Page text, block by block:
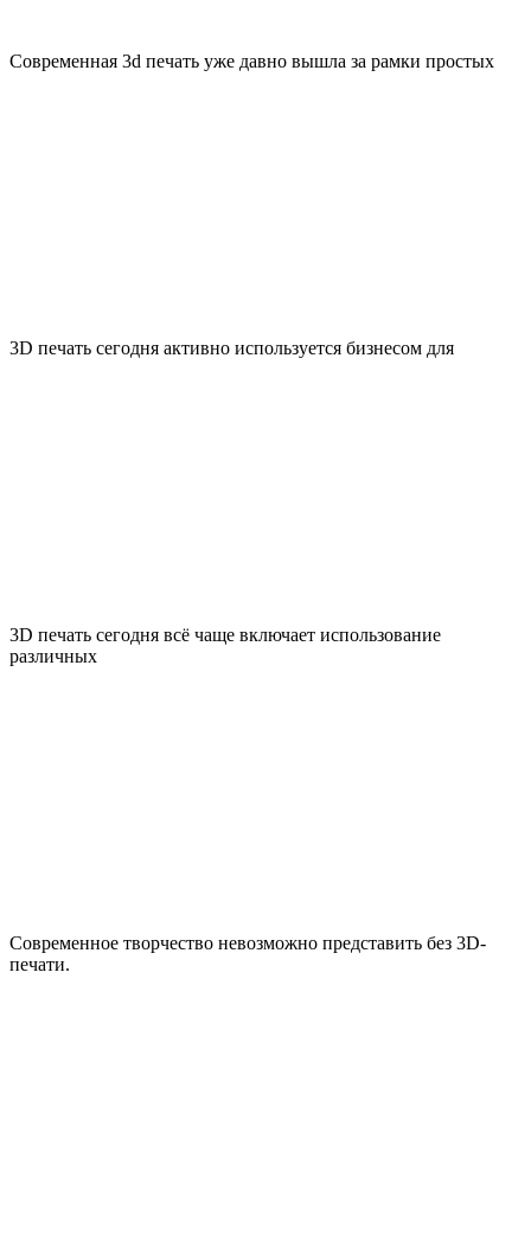
Современная 3d печать уже давно вышла за рамки простых
3D печать сегодня активно используется бизнесом для
3D печать сегодня всё чаще включает использование
различных
Современное творчество невозможно представить без 3D-
печати.